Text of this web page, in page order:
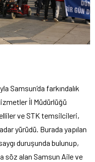
Samsun’da farkındalık
İl Müdürlüğü
ve STK temsilcileri,
yürüdü. Burada yapılan
duruşunda bulunup,
söz alan Samsun Aile ve